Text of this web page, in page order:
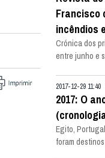
Francisco
incêndios
Crónica dos
entre junho e
2017-12-29 11:40
2017: O
Egito,
foram